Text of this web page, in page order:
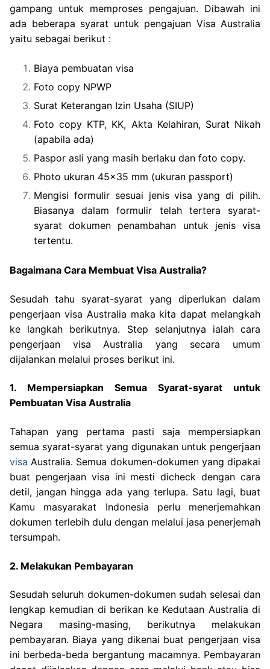
gampang untuk memproses pengajuan. Dibawah ini
ada beberapa syarat untuk pengajuan Visa Australia
yaitu sebagai berikut :
Biaya pembuatan visa
Foto copy NPWP
Surat Keterangan Izin Usaha (SIUP)
Foto copy KTP, KK, Akta Kelahiran, Surat Nikah
(apabila ada)
Paspor asli yang masih berlaku dan foto copy.
Photo ukuran 45×35 mm (ukuran passport)
Mengisi formulir sesuai jenis visa yang di pilih.
Biasanya dalam formulir telah tertera syarat-
syarat dokumen penambahan untuk jenis visa
tertentu.
Bagaimana Cara Membuat Visa Australia?
Sesudah tahu syarat-syarat yang diperlukan dalam
pengerjaan visa Australia maka kita dapat melangkah
ke langkah berikutnya. Step selanjutnya ialah cara
pengerjaan visa Australia yang secara umum
dijalankan melalui proses berikut ini.
1. Mempersiapkan Semua Syarat-syarat untuk
Pembuatan Visa Australia
Tahapan yang pertama pasti saja mempersiapkan
semua syarat-syarat yang digunakan untuk pengerjaan
visa Australia. Semua dokumen-dokumen yang dipakai
buat pengerjaan visa ini mesti dicheck dengan cara
detil, jangan hingga ada yang terlupa. Satu lagi, buat
Kamu masyarakat Indonesia perlu menerjemahkan
dokumen terlebih dulu dengan melalui jasa penerjemah
tersumpah.
2. Melakukan Pembayaran
Sesudah seluruh dokumen-dokumen sudah selesai dan
lengkap kemudian di berikan ke Kedutaan Australia di
Negara masing-masing, berikutnya melakukan
pembayaran. Biaya yang dikenai buat pengerjaan visa
ini berbeda-beda bergantung macamnya. Pembayaran